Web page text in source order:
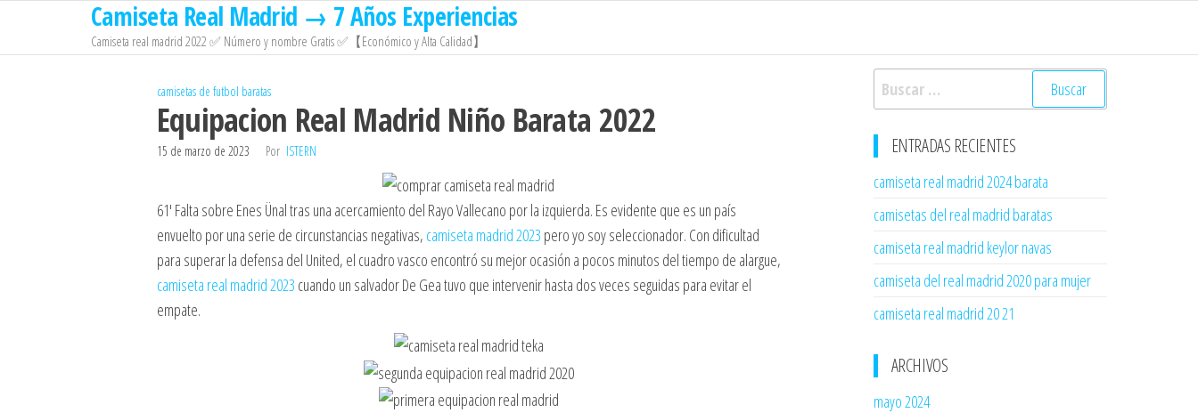
contenido
Camiseta Real Madrid → 7 Años Experiencias
Camiseta real madrid 2022 ✅ Número y nombre Gratis ✅【Económico y Alta Calidad】
camisetas de futbol baratas
Equipacion Real Madrid Niño Barata 2022
15 de marzo de 2023 Por ISTERN
61′ Falta sobre Enes Ünal tras una acercamiento del Rayo Vallecano por la izquierda. Es evidente que es un país
envuelto por una serie de circunstancias negativas, camiseta madrid 2023 pero yo soy seleccionador. Con dificultad
para superar la defensa del United, el cuadro vasco encontró su mejor ocasión a pocos minutos del tiempo de alargue,
camiseta real madrid 2023 cuando un salvador De Gea tuvo que intervenir hasta dos veces seguidas para evitar el
empate.
Buscar:
ENTRADAS RECIENTES
camiseta real madrid 2024 barata
camisetas del real madrid baratas
camiseta real madrid keylor navas
camiseta del real madrid 2020 para mujer
camiseta real madrid 20 21
ARCHIVOS
mayo 2024